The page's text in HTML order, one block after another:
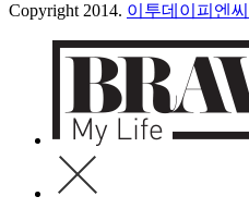
Copyright 2014. 이투데이피엔씨